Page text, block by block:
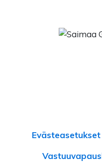
Evästeasetukset